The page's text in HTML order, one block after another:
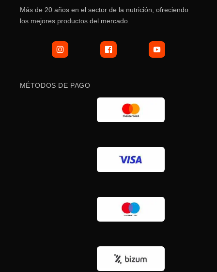
página
producto
Más de 20 años en el sector de la nutrición, ofreciendo
los mejores productos del mercado.
MÉTODOS DE PAGO